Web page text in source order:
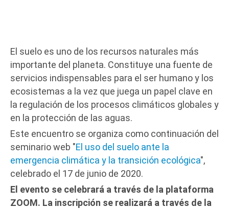
El suelo es uno de los recursos naturales más
importante del planeta. Constituye una fuente de
servicios indispensables para el ser humano y los
ecosistemas a la vez que juega un papel clave en
la regulación de los procesos climáticos globales y
en la protección de las aguas.
Este encuentro se organiza como continuación del
seminario web "El uso del suelo ante la
emergencia climática y la transición ecológica",
celebrado el 17 de junio de 2020.
El evento se celebrará a través de la plataforma
ZOOM. La inscripción se realizará a través de la